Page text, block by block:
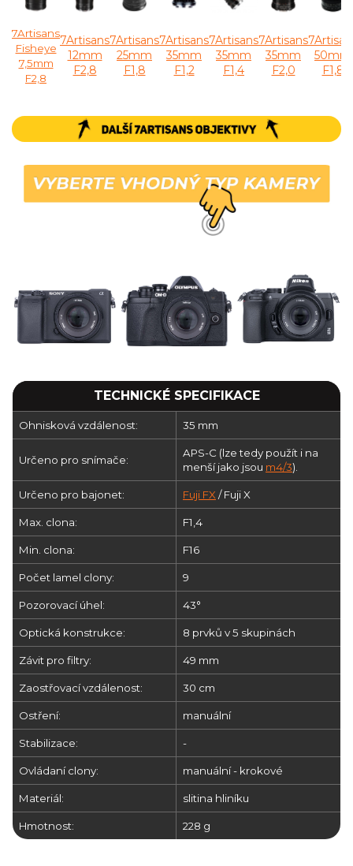
7Artisans
Fisheye
7,5mm
F2,8
7Artisans
12mm
F2,8
7Artisans
25mm
F1,8
7Artisans
35mm
F1,2
7Artisans
35mm
F1,4
7Artisans
35mm
F2,0
50mm
F1,8
TECHNICKÉ SPECIFIKACE
Ohnisková vzdálenost: 35 mm
Určeno pro snímače:
APS-C (lze tedy použít i na
menší jako jsou m4/3).
Určeno pro bajonet: Fuji FX / Fuji X
Max. clona: F1,4
Min. clona: F16
Počet lamel clony: 9
Pozorovací úhel: 43°
Optická konstrukce: 8 prvků v 5 skupinách
Závit pro filtry: 49 mm
Zaostřovací vzdálenost: 30 cm
Ostření: manuální
Stabilizace: -
Ovládaní clony: manuální - krokové
Materiál: slitina hliníku
Hmotnost: 228 g